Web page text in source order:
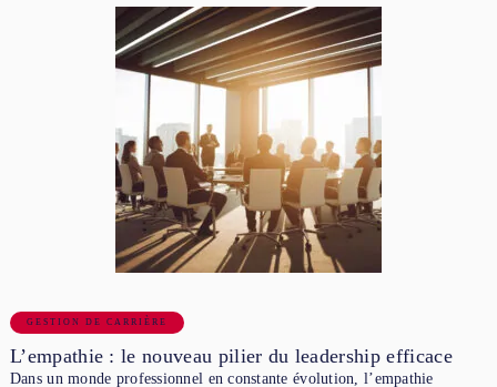
GESTION DE CARRIÈRE
L’empathie : le nouveau pilier du leadership efficace
Dans un monde professionnel en constante évolution, l’empathie